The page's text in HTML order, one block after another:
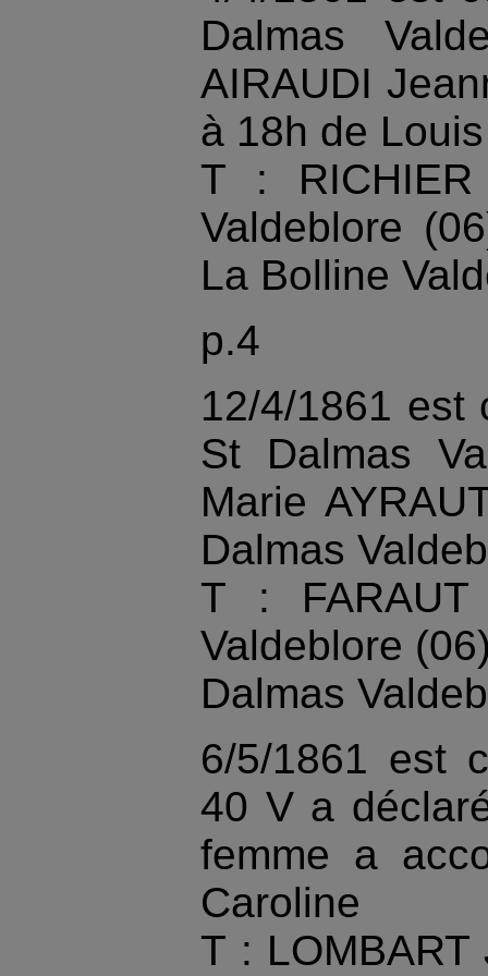
Dalmas
AIRAUDI
à 18h de Louis
T :
Valdeblore
La Bolline
p.4
12/4/1861 est
St Dalmas
Marie
Dalmas
T :
Valdeblore
Dalmas
6/5/1861 est
40 V a
femme a
Caroline
T :